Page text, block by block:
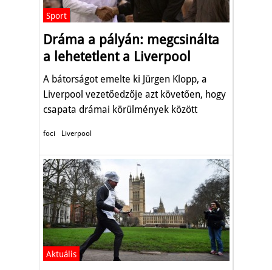
Sport
Dráma a pályán: megcsinálta
a lehetetlent a Liverpool
A bátorságot emelte ki Jürgen Klopp, a
Liverpool vezetőedzője azt követően, hogy
csapata drámai körülmények között
Dortmund ellen a labdarúgó Európa Liga
negyeddöntőjében csütörtök este.
foci Liverpool
Aktuális